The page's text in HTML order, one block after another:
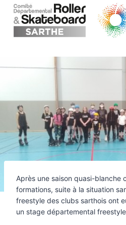
Aller
contenu
Après une saison quasi-blanche
formations, suite à la situation
freestyle des clubs sarthois ont
un stage départemental